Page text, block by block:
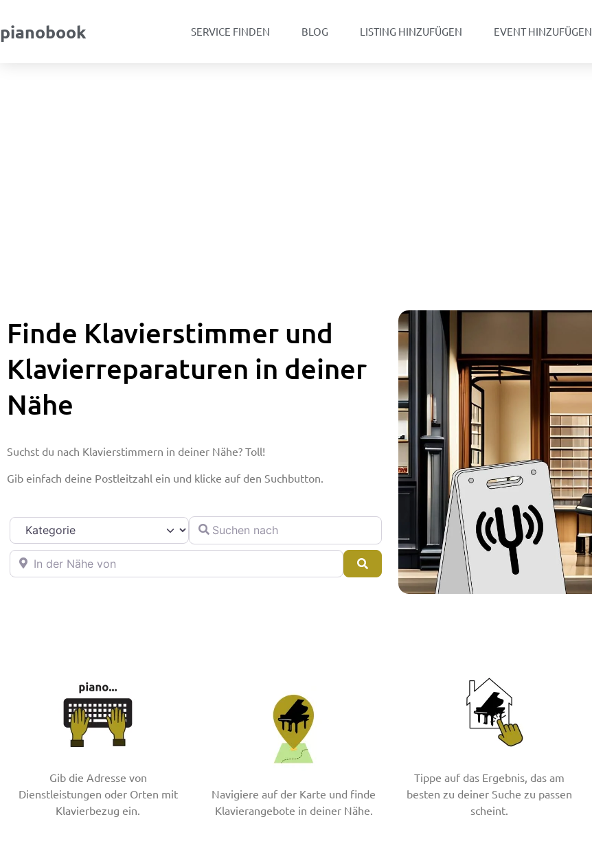
pianobook SERVICE FINDEN BLOG LISTING HINZUFÜGEN EVENT HINZUFÜGEN
Finde Klavierstimmer und
Klavierreparaturen in deiner
Nähe
Suchst du nach Klavierstimmern in deiner Nähe? Toll!
Gib einfach deine Postleitzahl ein und klicke auf den Suchbutton.
Kategorie Suchen nach
In der Nähe von
Gib die Adresse von
Dienstleistungen oder Orten mit
Klavierbezug ein.
Navigiere auf der Karte und finde
Klavierangebote in deiner Nähe.
Tippe auf das Ergebnis, das am
besten zu deiner Suche zu passen
scheint.